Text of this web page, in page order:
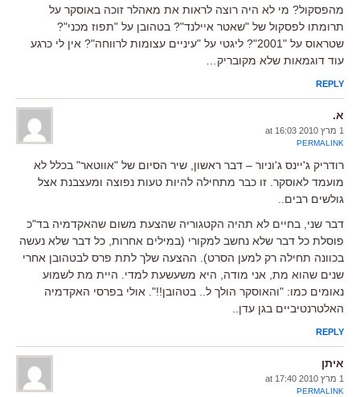
מהפסקול? מי לא היה רוצה לראות את מאהלר זוכה באוסקר על
תרומתו לפסקול של "שאטר איילנד"? בטהובן על "תפוז מכני"?
שטראוס על "2001"? ליגטי על "עיניים עצומות לרווחה"? אין לי כרגע
עוד דוגמאות שלא מקובריק…
REPLY
א.
1 מרץ 2010 at 16:03
PERMALINK
רודריק ג'יינס ג'וניור – דבר ראשון, שיר הסיום של "אווטאר" בכלל לא
מועמד לאוסקר. זו כבר מתחילה להיות טעות נפוצה ומעצבנת אצל
גולשים רבים..
דבר שני, בחיים לא תהיה הקטגוריה שהצעת משום שהאקדמיה בד"כ
פוסלת כל דבר שלא נחשב למקורי (במילים אחרות, כל דבר שלא נעשה
בכוונה תחילה רק למען הסרט). ההצעה שלך לתת פרס לבטהובן אחרי
שנים שהוא מת, אני מודה, היא משעשעת למדי. היית מת לשמוע
נאומים כמו: "והאוסקר הולך ל.. בטהובן!!". אולי בפרסי האקדמיה
האלטרנטיביים בגן עדן..
REPLY
איתן
1 מרץ 2010 at 17:40
PERMALINK